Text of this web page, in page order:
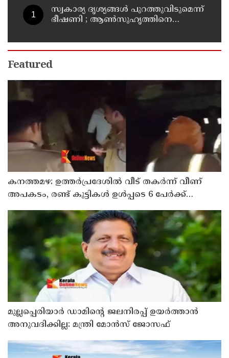
സ്വകാര്യ ദൃശ്യങ്ങള്‍ പുറത്തുവിടുമെന്ന്
ഭീഷണി ; ആണ്‍സുഹൃത്തിനെ
ജീവനൊടുക്കി
Featured
കനത്തമഴ: ഉത്തര്‍പ്രദേശില്‍ വീട് തകര്‍ന്ന് വീണ്
അപകടം, രണ്ട് കുട്ടികള്‍ ഉള്‍പ്പടെ 6 പേര്‍ക്ക്
മുല്ലപ്പെരിയാര്‍ ഡാമിന്റെ ജലനിരപ്പ് ഉയര്‍ത്താന്‍
അനുവദിക്കില്ല: മന്ത്രി മോന്‍സ് ജോസഫ്